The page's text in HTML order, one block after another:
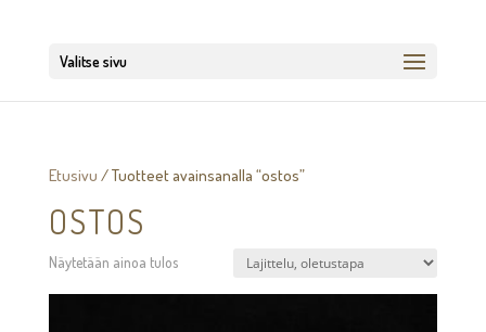
Valitse sivu
Etusivu / Tuotteet avainsanalla “ostos”
OSTOS
Näytetään ainoa tulos